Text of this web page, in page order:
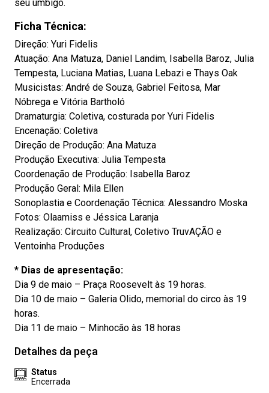
seu umbigo.
Ficha Técnica:
Direção: Yuri Fidelis
Atuação: Ana Matuza, Daniel Landim, Isabella Baroz, Julia
Tempesta, Luciana Matias, Luana Lebazi e Thays Oak
Musicistas: André de Souza, Gabriel Feitosa, Mar
Nóbrega e Vitória Bartholó
Dramaturgia: Coletiva, costurada por Yuri Fidelis
Encenação: Coletiva
Direção de Produção: Ana Matuza
Produção Executiva: Julia Tempesta
Coordenação de Produção: Isabella Baroz
Produção Geral: Mila Ellen
Sonoplastia e Coordenação Técnica: Alessandro Moska
Fotos: Olaamiss e Jéssica Laranja
Realização: Circuito Cultural, Coletivo TruvAÇÃO e
Ventoinha Produções
* Dias de apresentação:
Dia 9 de maio – Praça Roosevelt às 19 horas.
Dia 10 de maio – Galeria Olido, memorial do circo às 19
horas.
Dia 11 de maio – Minhocão às 18 horas
Detalhes da peça
Status
Encerrada